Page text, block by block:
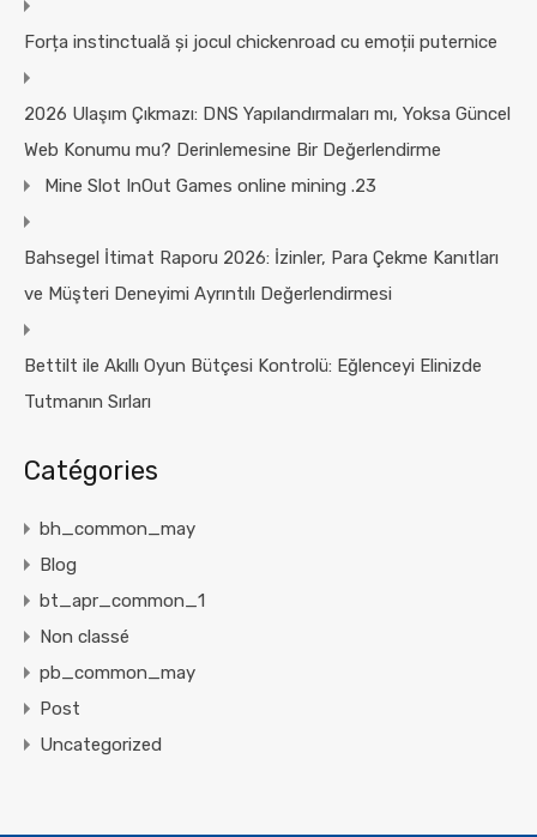
Forța instinctuală și jocul chickenroad cu emoții puternice
2026 Ulaşım Çıkmazı: DNS Yapılandırmaları mı, Yoksa Güncel
Web Konumu mu? Derinlemesine Bir Değerlendirme
Mine Slot InOut Games online mining .23
Bahsegel İtimat Raporu 2026: İzinler, Para Çekme Kanıtları
ve Müşteri Deneyimi Ayrıntılı Değerlendirmesi
Bettilt ile Akıllı Oyun Bütçesi Kontrolü: Eğlenceyi Elinizde
Tutmanın Sırları
Catégories
bh_common_may
Blog
bt_apr_common_1
Non classé
pb_common_may
Post
Uncategorized